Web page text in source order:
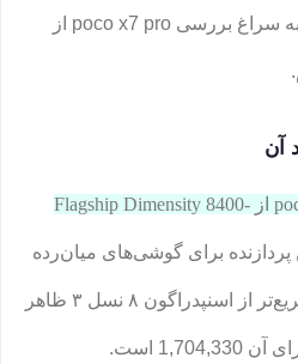
نظر ابعادی و ظاهری اکنون به سراغ بررسی poco x7 pro از
آن
شیائومی در گوشی poco x7 pro از Flagship Dimensity 8400-
پردازنده برای گوشی‌های میان‌رده
طراحی شده و در تست‌ها سریع‌تر از اسنپدراگون ۸ نسل ۳ ظاهر